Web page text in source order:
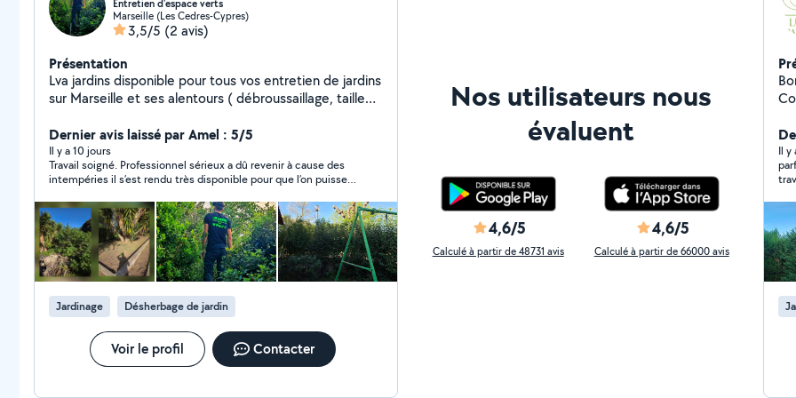
Entretien d'espace verts
Marseille (Les Cedres-Cypres)
3,5/5 (2 avis)
Présentation
Lva jardins disponible pour tous vos entretien de jardins
sur Marseille et ses alentours ( débroussaillage, taille
dangereux ...)
Dernier avis laissé par Amel : 5/5
Il y a 10 jours
Travail soigné. Professionnel sérieux a dû revenir à cause des
intempéries il s’est rendu très disponible pour que l’on puisse
cause du seul avis sur son profil et honnêtement je suis ravie
de lui avoir fait confiance. Le avant après parle de lui même !
Jardinage Désherbage de jardin
Voir le profil Contacter
Nos utilisateurs nous
évaluent
4,6/5
Calculé à partir de 48731 avis
4,6/5
Calculé à partir de 66000 avis
et
devis
Il y